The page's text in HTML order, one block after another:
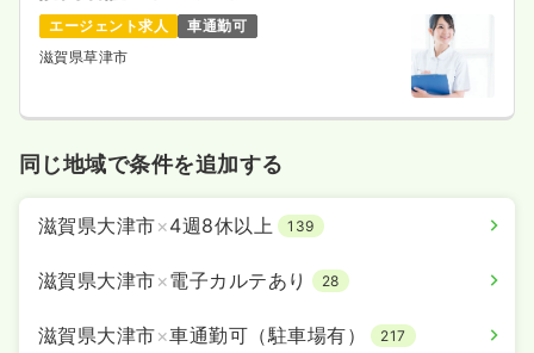
エージェント求人
車通勤可
滋賀県草津市
同じ地域で条件を追加する
滋賀県大津市×4週8休以上 139
滋賀県大津市×電子カルテあり 28
滋賀県大津市×車通勤可（駐車場有） 217